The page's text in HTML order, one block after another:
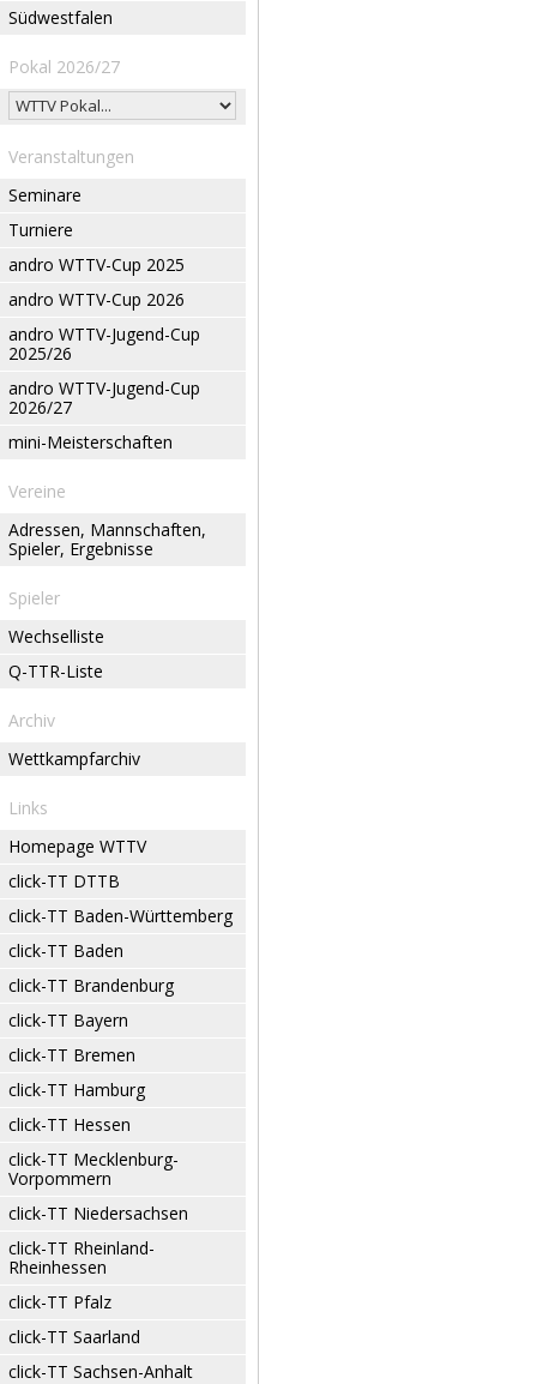
Südwestfalen
Pokal 2026/27
Veranstaltungen
Seminare
Turniere
andro WTTV-Cup 2025
andro WTTV-Cup 2026
andro WTTV-Jugend-Cup
2025/26
andro WTTV-Jugend-Cup
2026/27
mini-Meisterschaften
Vereine
Adressen, Mannschaften,
Spieler, Ergebnisse
Spieler
Wechselliste
Q-TTR-Liste
Archiv
Wettkampfarchiv
Links
Homepage WTTV
click-TT DTTB
click-TT Baden-Württemberg
click-TT Baden
click-TT Brandenburg
click-TT Bayern
click-TT Bremen
click-TT Hamburg
click-TT Hessen
click-TT Mecklenburg-
Vorpommern
click-TT Niedersachsen
click-TT Rheinland-
Rheinhessen
click-TT Pfalz
click-TT Saarland
click-TT Sachsen-Anhalt